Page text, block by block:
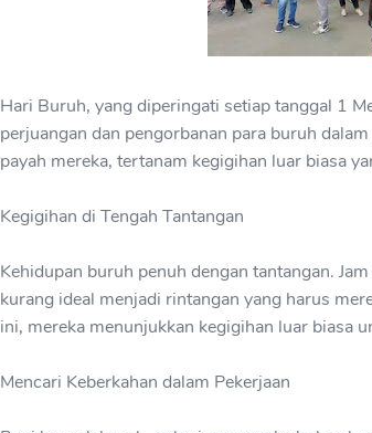
Hari Buruh, yang diperingati setiap tanggal 1
perjuangan dan pengorbanan para buruh
payah mereka, tertanam kegigihan luar biasa
Kegigihan di Tengah Tantangan
Kehidupan buruh penuh dengan tantangan.
kurang ideal menjadi rintangan yang harus
ini, mereka menunjukkan kegigihan luar biasa
Mencari Keberkahan dalam Pekerjaan